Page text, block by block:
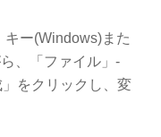
ー(Windows)また
、「ファイル」-
」をクリックし、変